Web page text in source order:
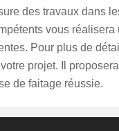
des travaux dans
vous
Pour plus de
votre projet. Il
de faitage réussie.